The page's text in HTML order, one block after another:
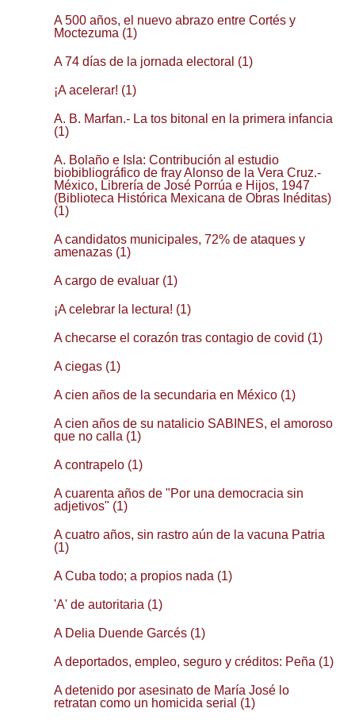
A 500 años, el nuevo abrazo entre Cortés y
Moctezuma (1)
A 74 días de la jornada electoral (1)
¡A acelerar! (1)
A. B. Marfan.- La tos bitonal en la primera infancia
(1)
A. Bolaño e Isla: Contribución al estudio
biobibliográfico de fray Alonso de la Vera Cruz.-
México, Librería de José Porrúa e Hijos, 1947
(Biblioteca Histórica Mexicana de Obras Inéditas)
(1)
A candidatos municipales, 72% de ataques y
amenazas (1)
A cargo de evaluar (1)
¡A celebrar la lectura! (1)
A checarse el corazón tras contagio de covid (1)
A ciegas (1)
A cien años de la secundaria en México (1)
A cien años de su natalicio SABINES, el amoroso
que no calla (1)
A contrapelo (1)
A cuarenta años de "Por una democracia sin
adjetivos" (1)
A cuatro años, sin rastro aún de la vacuna Patria
(1)
A Cuba todo; a propios nada (1)
'A' de autoritaria (1)
A Delia Duende Garcés (1)
A deportados, empleo, seguro y créditos: Peña (1)
A detenido por asesinato de María José lo
retratan como un homicida serial (1)